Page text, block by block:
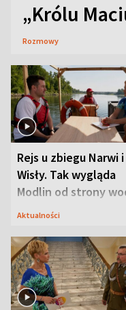
„Królu
Rozmowy
Rejs u zbiegu Narwi i
Wisły. Tak wygląda
Modlin od strony
Aktualności